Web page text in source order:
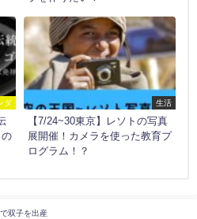
ダ
の
生活
【7/24~30東京】レソトの写真
展開催！カメラを使った教育プ
ログラム！？
双子を出産